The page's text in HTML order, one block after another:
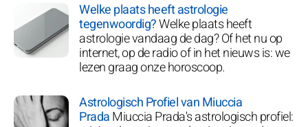
Welke plaats heeft astrologie
tegenwoordig?Welke plaats heeft
astrologie vandaag de dag? Of het nu op
internet, op de radio of in het nieuws is: we
lezen graag onze horoscoop.
Astrologisch Profiel van Miuccia
PradaMiuccia Prada's astrologisch profiel: